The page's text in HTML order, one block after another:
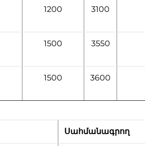
1200 3100
1500 3550
1500 3600
Սահմանագրող